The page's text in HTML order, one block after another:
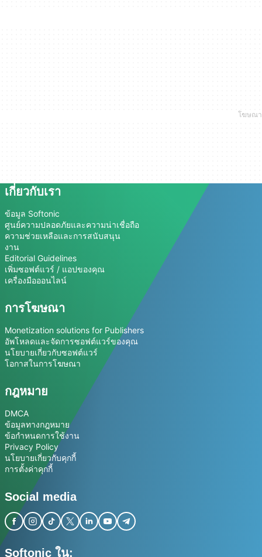
เกี่ยวกับเรา
ข้อมูล Softonic
ศูนย์ความปลอดภัยและความน่าเชื่อถือ
ความช่วยเหลือและการสนับสนุน
งาน
Editorial Guidelines
เพิ่มซอฟต์แวร์ / แอปของคุณ
เครื่องมือออนไลน์
การโฆษณา
Monetization solutions for Publishers
อัพโหลดและจัดการซอฟต์แวร์ของคุณ
นโยบายเกี่ยวกับซอฟต์แวร์
โอกาสในการโฆษณา
กฎหมาย
DMCA
ข้อมูลทางกฎหมาย
ข้อกำหนดการใช้งาน
Privacy Policy
นโยบายเกี่ยวกับคุกกี้
การตั้งค่าคุกกี้
Social media
Softonic ใน: